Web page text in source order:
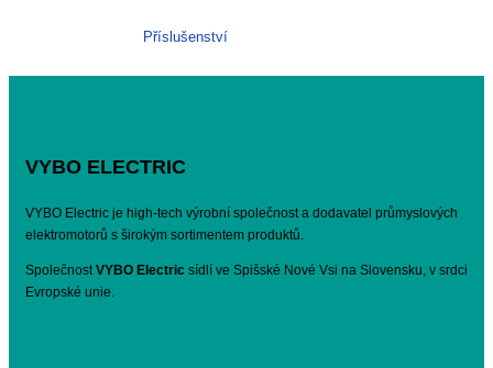
Příslušenství
VYBO ELECTRIC
VYBO Electric je high-tech výrobní společnost a dodavatel průmyslových
elektromotorů s širokým sortimentem produktů.
SpolečnostVYBO Electric sídlí ve Spišské Nové Vsi na Slovensku, v srdci
Evropské unie.